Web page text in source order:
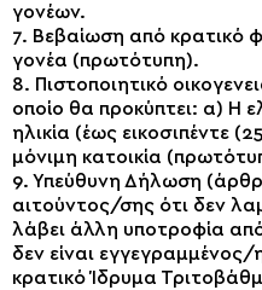
γονέων.
7. Βεβαίωση από κρατικό
γονέα (πρωτότυπη).
8. Πιστοποιητικό
οποίο θα προκύπτει: α) Η
ηλικία (έως εικοσιπέντε
μόνιμη κατοικία
9. Υπεύθυνη Δήλωση
αιτούντος/σης ότι δεν
λάβει άλλη υποτροφία
δεν είναι
κρατικό Ίδρυμα